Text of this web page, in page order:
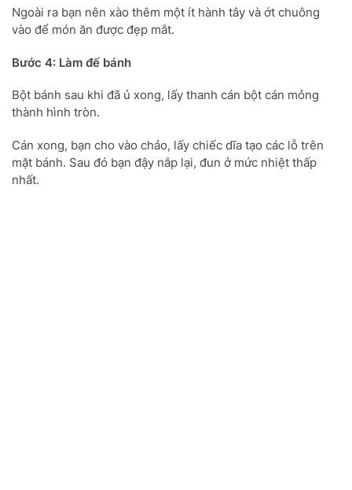
Ngoài ra bạn nên xào thêm một ít hành tây và ớt chuông
vào để món ăn được đẹp mắt.
Bước 4: Làm đế bánh
Bột bánh sau khi đã ủ xong, lấy thanh cán bột cán mỏng
thành hình tròn.
Cán xong, bạn cho vào chảo, lấy chiếc dĩa tạo các lỗ trên
mặt bánh. Sau đó bạn đậy nắp lại, đun ở mức nhiệt thấp
nhất.